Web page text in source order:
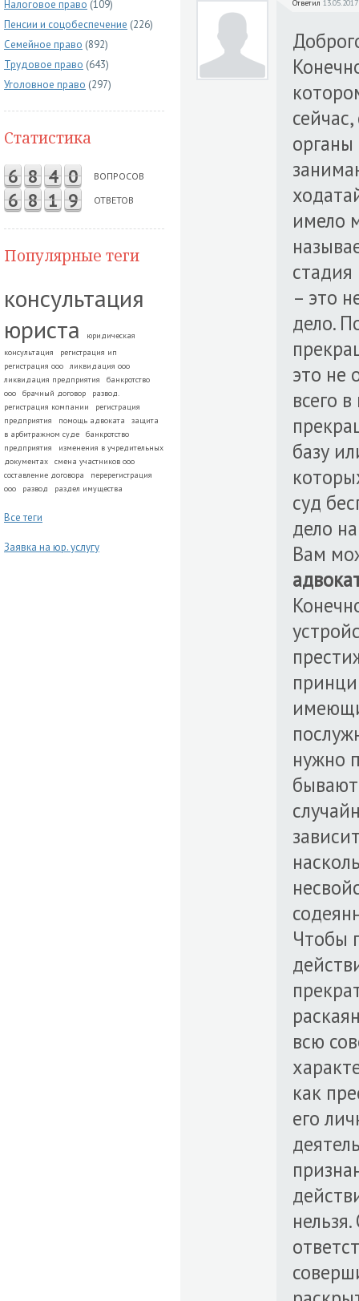
Налоговое право (109)
Пенсии и соцобеспечение (226)
Семейное право (892)
Трудовое право (643)
Уголовное право (297)
Статистика
6 8 4 0 ВОПРОСОВ
6 8 1 9 ОТВЕТОВ
Популярные теги
консультация
юриста
юридическая
консультация
регистрация ип
регистрация ооо
ликвидация ооо
ликвидация предприятия
банкротство
ооо
брачный договор
развод.
регистрация компании
регистрация
предприятия
помощь адвоката
защита
в арбитражном суде
банкротство
предприятия
изменения в учредительных
документах
смена участников ооо
составление договора
перерегистрация
ооо
развод раздел имущества
Все теги
Заявка на юр. услугу
Ответил
органы
имело
стадия
– это
дело.
это не
всего
базу
суд
дело
Вам
нужно
Чтобы
всю
как
его